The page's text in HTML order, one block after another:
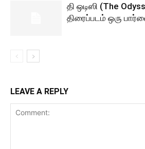
தி ஒடிஸி (The
திரைப்படம் ஒரு
LEAVE A REPLY